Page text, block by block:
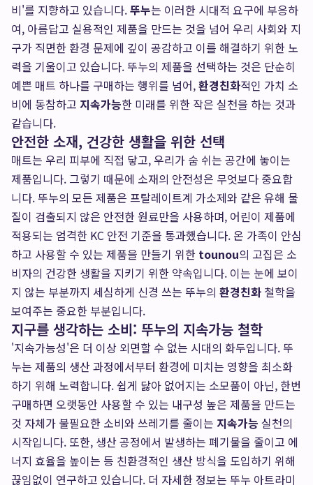
비'를 지향하고 있습니다.뚜누는 이러한 시대적 요구에 부응하
여, 아름답고 실용적인 제품을 만드는 것을 넘어 우리 사회와 지
구가 직면한 환경 문제에 깊이 공감하고 이를 해결하기 위한 노
력을 기울이고 있습니다. 뚜누의 제품을 선택하는 것은 단순히
예쁜 매트 하나를 구매하는 행위를 넘어,환경친화적인 가치 소
비에 동참하고 지속가능한 미래를 위한 작은 실천을 하는 것과
같습니다.
안전한 소재, 건강한 생활을 위한 선택
매트는 우리 피부에 직접 닿고, 우리가 숨 쉬는 공간에 놓이는
제품입니다. 그렇기 때문에 소재의 안전성은 무엇보다 중요합
니다. 뚜누의 모든 제품은 프탈레이트계 가소제와 같은 유해 물
질이 검출되지 않은 안전한 원료만을 사용하며, 어린이 제품에
적용되는 엄격한 KC 안전 기준을 통과했습니다. 온 가족이 안심
하고 사용할 수 있는 제품을 만들기 위한 tounou의 고집은 소
비자의 건강한 생활을 지키기 위한 약속입니다. 이는 눈에 보이
지 않는 부분까지 세심하게 신경 쓰는 뚜누의 환경친화 철학을
보여주는 중요한 부분입니다.
지구를 생각하는 소비: 뚜누의 지속가능 철학
'지속가능성'은 더 이상 외면할 수 없는 시대의 화두입니다. 뚜
누는 제품의 생산 과정에서부터 환경에 미치는 영향을 최소화
하기 위해 노력합니다. 쉽게 닳아 없어지는 소모품이 아닌, 한번
구매하면 오랫동안 사용할 수 있는 내구성 높은 제품을 만드는
것 자체가 불필요한 소비와 쓰레기를 줄이는 지속가능 실천의
시작입니다. 또한, 생산 공정에서 발생하는 폐기물을 줄이고 에
너지 효율을 높이는 등 친환경적인 생산 방식을 도입하기 위해
끊임없이 연구하고 있습니다. 더 자세한 정보는 뚜누 아트라미